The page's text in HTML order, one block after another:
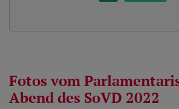
Fotos vom
Abend des SoVD 2022